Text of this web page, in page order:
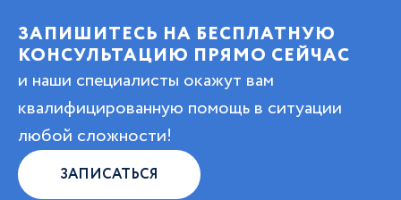
ЗАПИШИТЕСЬ НА БЕСПЛАТНУЮ
КОНСУЛЬТАЦИЮ ПРЯМО СЕЙЧАС
и наши специалисты окажут вам
квалифицированную помощь в ситуации
любой сложности!
ЗАПИСАТЬСЯ